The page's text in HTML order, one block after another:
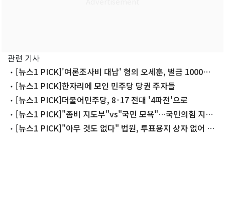
관련 기사
[뉴스1 PICK]'여론조사비 대납' 혐의 오세훈, 벌금 1000만
원 선고
[뉴스1 PICK]한자리에 모인 민주당 당권 주자들
[뉴스1 PICK]더불어민주당, 8·17 전대 '4파전'으로
[뉴스1 PICK]"좀비 지도부"vs"국민 모욕"…국민의힘 지도
부,공개 충돌
[뉴스1 PICK]"아무 것도 없다" 법원, 투표용지 상자 없어 검